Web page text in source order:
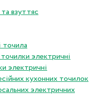
взуттяс
точила
электричнi
электричнi
кухонних точилок
электричних